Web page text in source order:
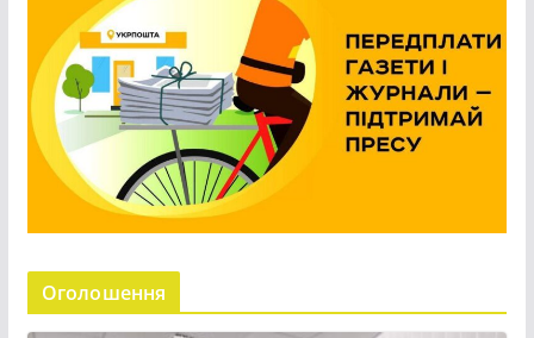
Оголошення